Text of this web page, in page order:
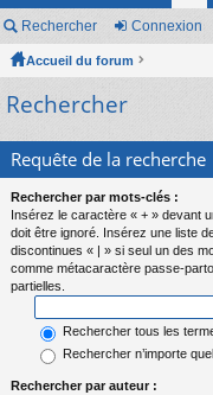
ac
s
or
Rechercher Connexion
Accueil du forum
Rechercher
Requête de la recherche
Rechercher par mots-clés :
Insérez le caractère « + » devant
doit être ignoré. Insérez une liste
discontinues « | » si seul un des
comme métacaractère passe-
partielles.
Rechercher tous les
Rechercher n’importe
Rechercher par auteur :